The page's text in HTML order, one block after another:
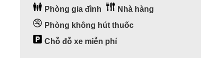
Phòng gia đình
Nhà hàng
Phòng không hút thuốc
Chỗ đỗ xe miễn phí